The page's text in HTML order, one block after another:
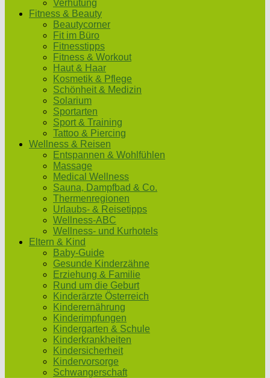
Verhütung
Fitness & Beauty
Beautycorner
Fit im Büro
Fitnesstipps
Fitness & Workout
Haut & Haar
Kosmetik & Pflege
Schönheit & Medizin
Solarium
Sportarten
Sport & Training
Tattoo & Piercing
Wellness & Reisen
Entspannen & Wohlfühlen
Massage
Medical Wellness
Sauna, Dampfbad & Co.
Thermenregionen
Urlaubs- & Reisetipps
Wellness-ABC
Wellness- und Kurhotels
Eltern & Kind
Baby-Guide
Gesunde Kinderzähne
Erziehung & Familie
Rund um die Geburt
Kinderärzte Österreich
Kinderernährung
Kinderimpfungen
Kindergarten & Schule
Kinderkrankheiten
Kindersicherheit
Kindervorsorge
Schwangerschaft